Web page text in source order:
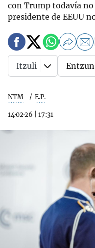
con Trump todavía
presidente de EEUU
NTM E.P.
14·02·26 17:31
Itzuli Entzun